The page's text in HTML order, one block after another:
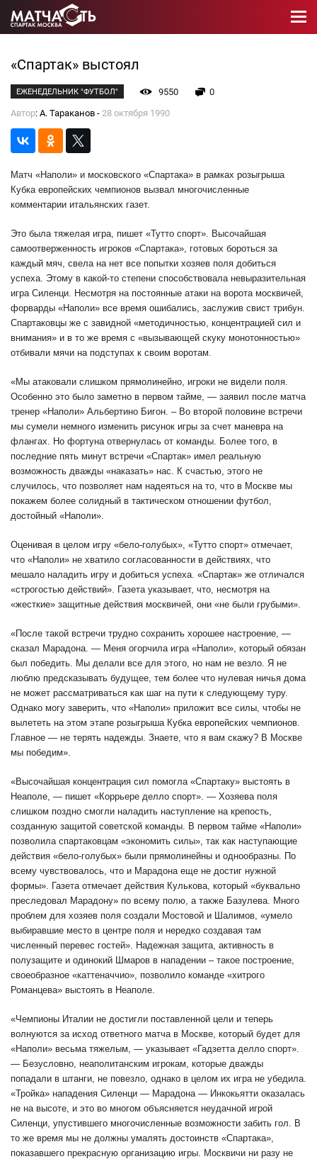
«Спартак» выстоял
ЕЖЕНЕДЕЛЬНИК "ФУТБОЛ" 9550
0
Автор: А. Тараканов - 28 октября 1990
Матч «Наполи» и московского «Спартака» в рамках розыгрыша
Кубка европейских чемпионов вызвал многочисленные
комментарии итальянских газет.
Это была тяжелая игра, пишет «Тутто спорт». Высочайшая
самоотверженность игроков «Спартака», готовых бороться за
каждый мяч, свела на нет все попытки хозяев поля добиться
успеха. Этому в какой-то степени способствовала невыразительная
игра Силенци. Несмотря на постоянные атаки на ворота москвичей,
форварды «Наполи» все время ошибались, заслужив свист трибун.
Спартаковцы же с завидной «методичностью, концентрацией сил и
внимания» и в то же время с «вызывающей скуку монотонностью»
отбивали мячи на подступах к своим воротам.
«Мы атаковали слишком прямолинейно, игроки не видели поля.
Особенно это было заметно в первом тайме, — заявил после матча
тренер «Наполи» Альбертино Бигон. – Во второй половине встречи
мы сумели немного изменить рисунок игры за счет маневра на
флангах. Но фортуна отвернулась от команды. Более того, в
последние пять минут встречи «Спартак» имел реальную
возможность дважды «наказать» нас. К счастью, этого не
случилось, что позволяет нам надеяться на то, что в Москве мы
покажем более солидный в тактическом отношении футбол,
достойный «Наполи».
Оценивая в целом игру «бело-голубых», «Тутто спорт» отмечает,
что «Наполи» не хватило согласованности в действиях, что
мешало наладить игру и добиться успеха. «Спартак» же отличался
«строгостью действий». Газета указывает, что, несмотря на
«жесткие» защитные действия москвичей, они «не были грубыми».
«После такой встречи трудно сохранить хорошее настроение, —
сказал Марадона. — Меня огорчила игра «Наполи», который обязан
был победить. Мы делали все для этого, но нам не везло. Я не
люблю предсказывать будущее, тем более что нулевая ничья дома
не может рассматриваться как шаг на пути к следующему туру.
Однако могу заверить, что «Наполи» приложит все силы, чтобы не
вылететь на этом этапе розыгрыша Кубка европейских чемпионов.
Главное — не терять надежды. Знаете, что я вам скажу? В Москве
мы победим».
«Высочайшая концентрация сил помогла «Спартаку» выстоять в
Неаполе, — пишет «Коррьере делло спорт». — Хозяева поля
слишком поздно смогли наладить наступление на крепость,
созданную защитой советской команды. В первом тайме «Наполи»
позволила спартаковцам «экономить силы», так как наступающие
действия «бело-голубых» были прямолинейны и однообразны. По
всему чувствовалось, что и Марадона еще не достиг нужной
формы». Газета отмечает действия Кулькова, который «буквально
преследовал Марадону» по всему полю, а также Базулева. Много
проблем для хозяев поля создали Мостовой и Шалимов, «умело
выбиравшие место в центре поля и нередко создавая там
численный перевес гостей». Надежная защита, активность в
полузащите и одинокий Шмаров в нападении – такое построение,
своеобразное «каттеначчио», позволило команде «хитрого
Романцева» выстоять в Неаполе.
«Чемпионы Италии не достигли поставленной цели и теперь
волнуются за исход ответного матча в Москве, который будет для
«Наполи» весьма тяжелым, — указывает «Гадзетта делло спорт».
— Безусловно, неаполитанским игрокам, которые дважды
попадали в штанги, не повезло, однако в целом их игра не убедила.
«Тройка» нападения Силенци — Марадона — Инкокьятти оказалась
не на высоте, и это во многом объясняется неудачной игрой
Силенци, упустившего многочисленные возможности забить гол. В
то же время мы не должны умалять достоинств «Спартака»,
показавшего прекрасную организацию игры. Москвичи ни разу не